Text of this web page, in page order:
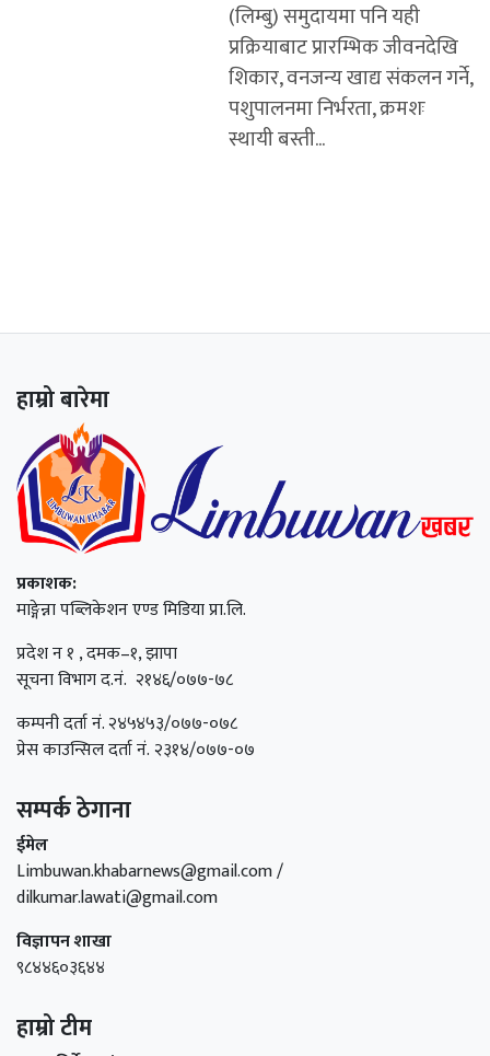
(लिम्बु) समुदायमा पनि यही
प्रक्रियाबाट प्रारम्भिक जीवनदेखि
शिकार, वनजन्य खाद्य संकलन गर्ने,
पशुपालनमा निर्भरता, क्रमशः
स्थायी बस्ती...
हाम्रो बारेमा
प्रकाशक:
माङ्गेन्ना पब्लिकेशन एण्ड मिडिया प्रा.लि.
प्रदेश न १ , दमक–१, झापा
सूचना विभाग द.नं. २१४६/०७७-७८
कम्पनी दर्ता नं. २४५४५३/०७७-०७८
प्रेस काउन्सिल दर्ता नं. २३१४/०७७-०७
सम्पर्क ठेगाना
ईमेल
Limbuwan.khabarnews@gmail.com /
dilkumar.lawati@gmail.com
विज्ञापन शाखा
९८४४६०३६४४
हाम्रो टीम